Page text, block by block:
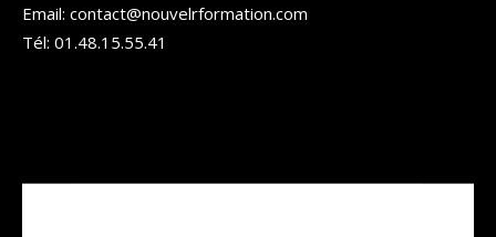
Email: contact@nouvelrformation.com
Tél: 01.48.15.55.41